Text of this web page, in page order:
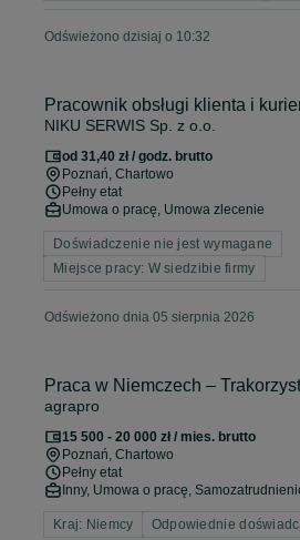
Odświeżono dzisiaj o 10:32
Pracownik obsługi klienta i
NIKU SERWIS Sp. z o.o.
od 31,40 zł / godz. brutto
Poznań, Chartowo
Pełny etat
Umowa o pracę, Umowa zlecenie
Doświadczenie nie jest wymagane
Miejsce pracy: W siedzibie firmy
Odświeżono dnia 05 sierpnia 2026
Praca w Niemczech –
agrapro
15 500 - 20 000 zł / mies. brutto
Poznań, Chartowo
Pełny etat
Inny, Umowa o pracę,
Kraj: Niemcy Odpowiednie